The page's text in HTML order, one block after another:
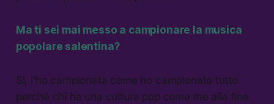
Ma ti sei mai messo a campionare la musica
popolare salentina?
Sì, l’ho campionata come ho campionato tutto
perché chi ha una cultura pop come me alla fine